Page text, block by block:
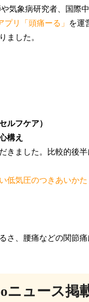
気象病研究者、国際
プリ「頭痛ーる」
を運
ました。
ルフケア）
構え
きました。比較的後半
低気圧のつきあいかた
さ、腰痛などの関節
ニュース掲